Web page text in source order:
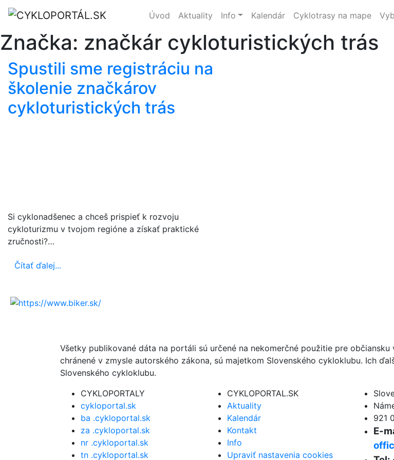
Úvod Aktuality Info Kalendár Cyklotrasy na mape
Značka: značkár cykloturistických trás
Spustili sme registráciu na
školenie značkárov
cykloturistických trás
Si cyklonadšenec a chceš prispieť k rozvoju
cykloturizmu v tvojom regióne a získať praktické
zručnosti?…
Čítať ďalej...
Všetky publikované dáta na portáli sú určené na nekomerčné použitie pre
chránené v zmysle autorského zákona, sú majetkom Slovenského cykloklubu. Ich
Slovenského cykloklubu.
CYKLOPORTALY
cykloportal.sk
ba .cykloportal.sk
za .cykloportal.sk
nr .cykloportal.sk
tn .cykloportal.sk
CYKLOPORTAL.SK
Aktuality
Kalendár
Kontakt
Info
Upraviť nastavenia cookies
921
E-